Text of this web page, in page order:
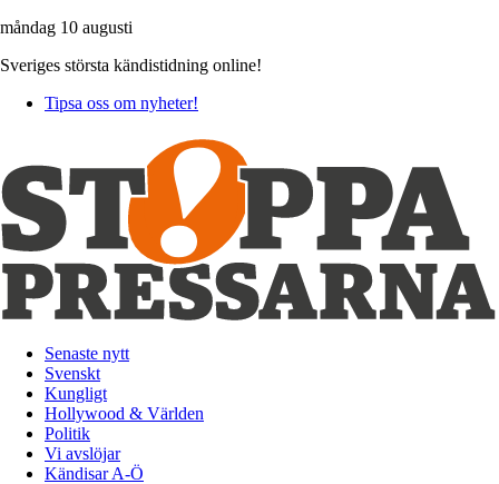
måndag 10 augusti
Sveriges största kändistidning online!
Tipsa oss om nyheter!
Senaste nytt
Svenskt
Kungligt
Hollywood & Världen
Politik
Vi avslöjar
Kändisar A-Ö